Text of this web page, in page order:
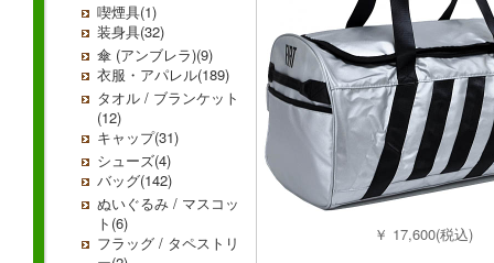
喫煙具(1)
装身具(32)
傘 (アンブレラ)(9)
衣服・アパレル(189)
タオル / ブランケット
(12)
キャップ(31)
シューズ(4)
バッグ(142)
ぬいぐるみ / マスコッ
ト(6)
フラッグ / タペストリ
￥ 17,600(税込)